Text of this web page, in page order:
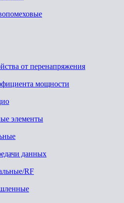
от перенапряжения
мощности
элементы
данных
RF